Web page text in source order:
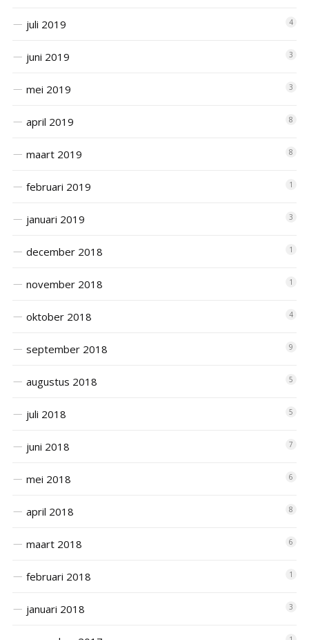
juli 2019 4
juni 2019 3
mei 2019 3
april 2019 8
maart 2019 8
februari 2019 1
januari 2019 3
december 2018 1
november 2018 1
oktober 2018 4
september 2018 9
augustus 2018 5
juli 2018 5
juni 2018 7
mei 2018 6
april 2018 8
maart 2018 6
februari 2018 1
januari 2018 3